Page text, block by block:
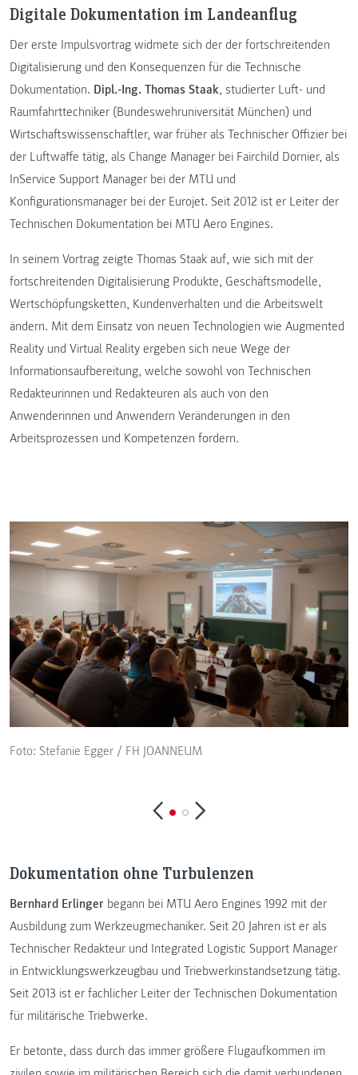
Digitale Dokumentation im Landeanflug
Der erste Impulsvortrag widmete sich der der fortschreitenden
Digitalisierung und den Konsequenzen für die Technische
Dokumentation. Dipl.-Ing. Thomas Staak, studierter Luft- und
Raumfahrttechniker (Bundeswehruniversität München) und
Wirtschaftswissenschaftler, war früher als Technischer Offizier bei
der Luftwaffe tätig, als Change Manager bei Fairchild Dornier, als
InService Support Manager bei der MTU und
Konfigurationsmanager bei der Eurojet. Seit 2012 ist er Leiter der
Technischen Dokumentation bei MTU Aero Engines.
In seinem Vortrag zeigte Thomas Staak auf, wie sich mit der
fortschreitenden Digitalisierung Produkte, Geschäftsmodelle,
Wertschöpfungsketten, Kundenverhalten und die Arbeitswelt
ändern. Mit dem Einsatz von neuen Technologien wie Augmented
Reality und Virtual Reality ergeben sich neue Wege der
Informationsaufbereitung, welche sowohl von Technischen
Redakteurinnen und Redakteuren als auch von den
Anwenderinnen und Anwendern Veränderungen in den
Arbeitsprozessen und Kompetenzen fordern.
Foto: Stefanie Egger / FH JOANNEUM
Dokumentation ohne Turbulenzen
Bernhard Erlinger begann bei MTU Aero Engines 1992 mit der
Ausbildung zum Werkzeugmechaniker. Seit 20 Jahren ist er als
Technischer Redakteur und Integrated Logistic Support Manager
in Entwicklungswerkzeugbau und Triebwerkinstandsetzung tätig.
Seit 2013 ist er fachlicher Leiter der Technischen Dokumentation
für militärische Triebwerke.
Er betonte, dass durch das immer größere Flugaufkommen im